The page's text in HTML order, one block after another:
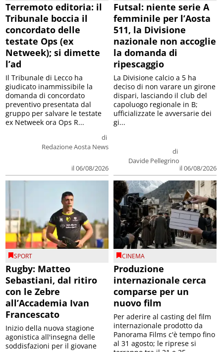
Terremoto editoria: il
Tribunale boccia il
concordato delle
testate Ops (ex
Netweek); si dimette
l’ad
di
Redazione Aosta News
il 06/08/2026
Il Tribunale di Lecco ha
giudicato inammissibile la
domanda di concordato
preventivo presentata dal
gruppo per salvare le testate
ex Netweek ora Ops R...
Futsal: niente serie A
femminile per l’Aosta
511, la Divisione
nazionale non accoglie
la domanda di
ripescaggio
di
Davide Pellegrino
il 06/08/2026
La Divisione calcio a 5 ha
deciso di non varare un girone
dispari, lasciando il club del
capoluogo regionale in B;
ufficializzate le avversarie dei
gi...
SPORT
Rugby: Matteo
Sebastiani, dal ritiro
con le Zebre
all’Accademia Ivan
Francescato
Inizio della nuova stagione
agonistica all'insegna delle
soddisfazioni per il giovane
CINEMA
Produzione
internazionale cerca
comparse per un
nuovo film
Per aderire al casting del film
internazionale prodotto da
Panorama Films c'è tempo fino
al 31 agosto; le riprese si